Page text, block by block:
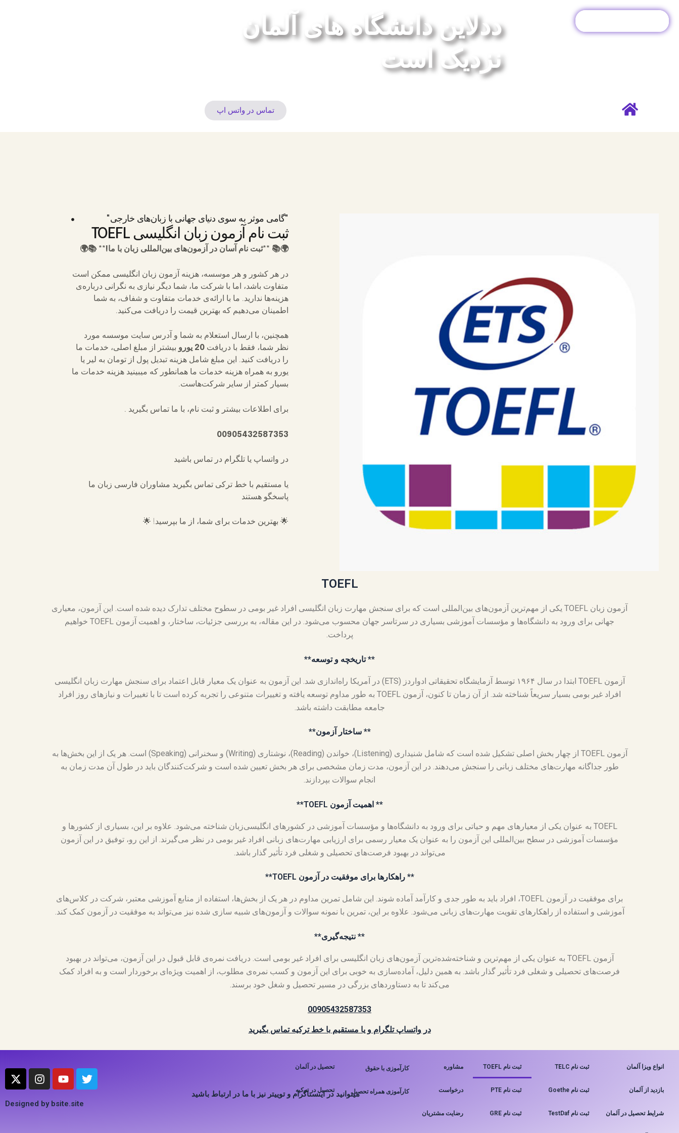
پرش
محتوا
ددلاین دانشگاه های آلمان
نزدیک است
تماس در واتس اپ
"گامی موثر به سوی دنیای جهانی با زبان‌های خارجی"
ثبت نام آزمون زبان انگلیسی TOEFL
🌍📚 **ثبت نام آسان در آزمون‌های بین‌المللی زبان با ما!** 📚🌍
در هر کشور و هر موسسه، هزینه آزمون زبان انگلیسی ممکن است
متفاوت باشد، اما با شرکت ما، شما دیگر نیازی به نگرانی درباره‌ی
هزینه‌ها ندارید. ما با ارائه‌ی خدمات متفاوت و شفاف، به شما
اطمینان می‌دهیم که بهترین قیمت را دریافت می‌کنید.
همچنین، با ارسال استعلام به شما و آدرس سایت موسسه مورد
نظر شما، فقط با دریافت20 یورو
بیشتر از مبلغ اصلی، خدمات ما
را دریافت کنید. این مبلغ شامل هزینه تبدیل پول از تومان به لیر یا
یورو به همراه هزینه خدمات ما همانطور که میبینید هزینه خدمات ما
بسیار کمتر از سایر شرکت‌هاست.
برای اطلاعات بیشتر و ثبت نام، با ما تماس بگیرید .
00905432587353
در واتساپ یا تلگرام در تماس باشید
یا مستقیم با خط ترکی تماس بگیرید مشاوران فارسی زبان ما
پاسخگو هستند
🌟 بهترین خدمات برای شما، از ما بپرسید! 🌟
TOEFL
آزمون زبان TOEFL یکی از مهم‌ترین آزمون‌های بین‌المللی است که برای سنجش مهارت زبان انگلیسی افراد غیر بومی در سطوح مختلف تدارک دیده شده است. این آزمون، معیاری
جهانی برای ورود به دانشگاه‌ها و مؤسسات آموزشی بسیاری در سرتاسر جهان محسوب می‌شود. در این مقاله، به بررسی جزئیات، ساختار، و اهمیت آزمون TOEFL خواهیم
پرداخت.
** تاریخچه و توسعه**
آزمون TOEFL ابتدا در سال ۱۹۶۴ توسط آزمایشگاه تحقیقاتی ادواردز (ETS) در آمریکا راه‌اندازی شد. این آزمون به عنوان یک معیار قابل اعتماد برای سنجش مهارت زبان انگلیسی
افراد غیر بومی بسیار سریعاً شناخته شد. از آن زمان تا کنون، آزمون TOEFL به طور مداوم توسعه یافته و تغییرات متنوعی را تجربه کرده است تا با تغییرات و نیازهای روز افراد
جامعه مطابقت داشته باشد.
** ساختار آزمون**
آزمون TOEFL از چهار بخش اصلی تشکیل شده است که شامل شنیداری (Listening)، خواندن (Reading)، نوشتاری (Writing) و سخنرانی (Speaking) است. هر یک از این بخش‌ها به
طور جداگانه مهارت‌های مختلف زبانی را سنجش می‌دهند. در این آزمون، مدت زمان مشخصی برای هر بخش تعیین شده است و شرکت‌کنندگان باید در طول آن مدت زمان به
انجام سوالات بپردازند.
** اهمیت آزمون TOEFL**
TOEFL به عنوان یکی از معیارهای مهم و حیاتی برای ورود به دانشگاه‌ها و مؤسسات آموزشی در کشورهای انگلیسی‌زبان شناخته می‌شود. علاوه بر این، بسیاری از کشورها و
مؤسسات آموزشی در سطح بین‌المللی این آزمون را به عنوان یک معیار رسمی برای ارزیابی مهارت‌های زبانی افراد غیر بومی در نظر می‌گیرند. از این رو، توفیق در این آزمون
می‌تواند در بهبود فرصت‌های تحصیلی و شغلی فرد تأثیر گذار باشد.
** راهکارها برای موفقیت در آزمون TOEFL**
برای موفقیت در آزمون TOEFL، افراد باید به طور جدی و کارآمد آماده شوند. این شامل تمرین مداوم در هر یک از بخش‌ها، استفاده از منابع آموزشی معتبر، شرکت در کلاس‌های
آموزشی و استفاده از راهکارهای تقویت مهارت‌های زبانی می‌شود. علاوه بر این، تمرین با نمونه سوالات و آزمون‌های شبیه سازی شده نیز می‌تواند به موفقیت در آزمون کمک کند.
** نتیجه‌گیری**
آزمون TOEFL به عنوان یکی از مهم‌ترین و شناخته‌شده‌ترین آزمون‌های زبان انگلیسی برای افراد غیر بومی است. دریافت نمره‌ی قابل قبول در این آزمون، می‌تواند در بهبود
فرصت‌های تحصیلی و شغلی فرد تأثیر گذار باشد. به همین دلیل، آماده‌سازی به خوبی برای این آزمون و کسب نمره‌ی مطلوب، از اهمیت ویژه‌ای برخوردار است و به افراد کمک
می‌کند تا به دستاوردهای بزرگی در مسیر تحصیل و شغل خود برسند.
00905432587353
در واتساپ تلگرام و یا مستقیم با خط ترکیه تماس بگیرید
انواع ویزا آلمان
بازدید از آلمان
شرایط تحصیل در آلمان
ثبت نام TELC
ثبت نام Goethe
ثبت نام TestDaf
ثبت نام TOEFL
ثبت نام PTE
ثبت نام GRE
مشاوره
درخواست
رضایت مشتریان
کارآموزی با حقوق
کارآموزی همراه تحصیل
تحصیل در آلمان
تحصیل در ترکیه
T
w
Y
o
t
I
n
t
X
-
w
میتوانید در اینستاگرام و توییتر نیز با ما در ارتباط باشید
Designed by bsite.site